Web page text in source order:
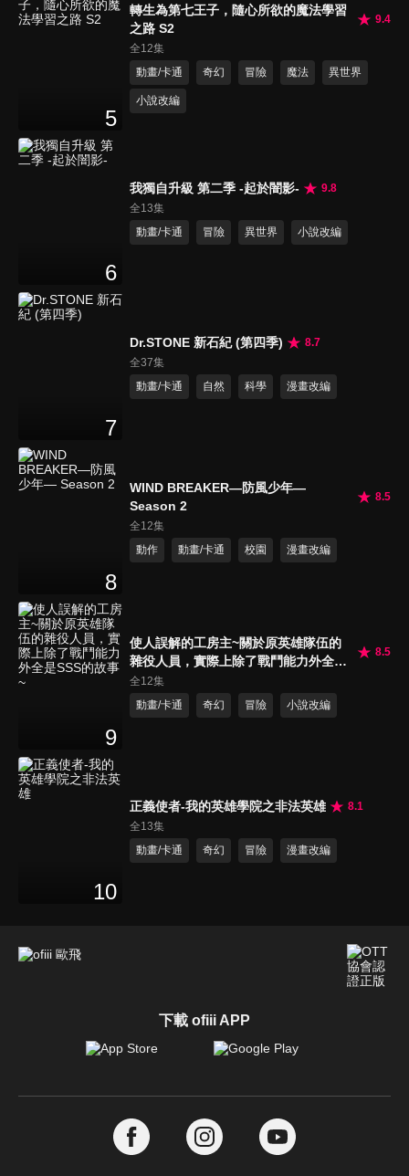
5
轉生為第七王子，隨心所欲的魔法學習
之路 S2
9.4
全12集
動畫/卡通
奇幻 冒險 魔法 異世界
小說改編
6
我獨自升級 第二季 -起於闇影-
9.8
全13集
動畫/卡通
冒險 異世界 小說改編
7
Dr.STONE 新石紀 (第四季)
8.7
全37集
動畫/卡通
自然 科學 漫畫改編
8
WIND BREAKER—防風少年—
Season 2
8.5
全12集
動作
動畫/卡通 校園 漫畫改編
9
使人誤解的工房主~關於原英雄隊伍的
雜役人員，實際上除了戰鬥能力外全是
SSS的故事~
8.5
全12集
動畫/卡通
奇幻 冒險 小說改編
10
正義使者-我的英雄學院之非法英雄
8.1
全13集
動畫/卡通
奇幻 冒險 漫畫改編
下載 ofiii APP